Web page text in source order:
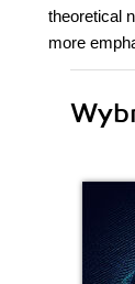
theoretical
more